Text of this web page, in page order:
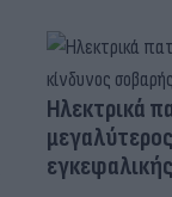
Ηλεκτρικά